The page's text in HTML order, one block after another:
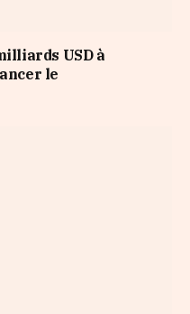
USD à
le